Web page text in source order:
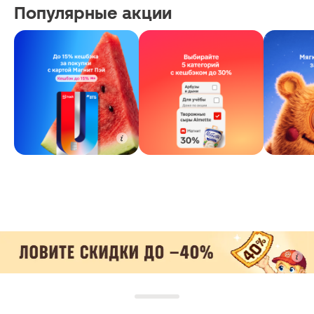
Популярные акции